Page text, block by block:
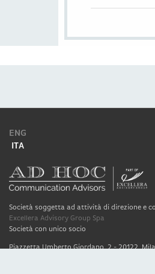
ENG
ITA
Società soggetta ad attività di direzione e
Excellera Advisory Group Spa
Società con unico socio
Piazzetta Umberto Giordano, 2 - 20122,